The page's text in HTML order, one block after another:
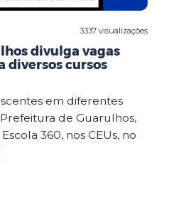
3337 visualizações
divulga vagas
diversos cursos
em diferentes
de Guarulhos,
360, nos CEUs, no